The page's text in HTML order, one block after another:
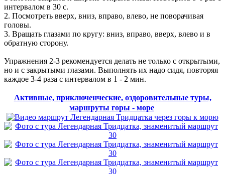
интервалом в 30 с.
2. Посмотреть вверх, вниз, вправо, влево, не поворачивая
головы.
3. Вращать глазами по кругу: вниз, вправо, вверх, влево и в
обратную сторону.
Упражнения 2-3 рекомендуется делать не только с открытыми,
но и с закрытыми глазами. Выполнять их надо сидя, повторяя
каждое 3-4 раза с интервалом в 1 - 2 мин.
Активные, приключенческие, оздоровительные туры,
маршруты горы - море